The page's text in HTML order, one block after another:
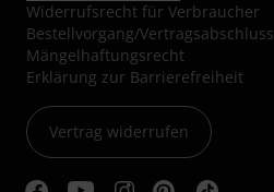
Widerrufsrecht für Verbraucher
Bestellvorgang/Vertragsabschluss
Mängelhaftungsrecht
Erklärung zur Barrierefreiheit
Vertrag widerrufen